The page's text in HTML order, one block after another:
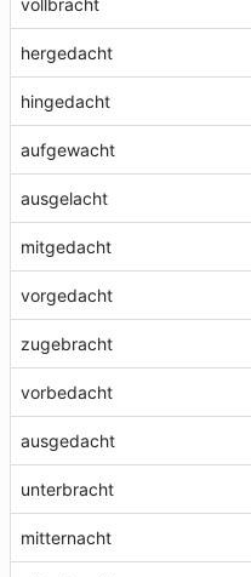
vollbracht
hergedacht
hingedacht
aufgewacht
ausgelacht
mitgedacht
vorgedacht
zugebracht
vorbedacht
ausgedacht
unterbracht
mitternacht